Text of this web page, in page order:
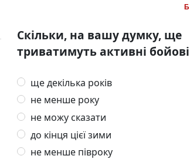
Скільки, на вашу думку, ще
триватимуть активні бойові
ще декілька років
не менше року
не можу сказати
до кінця цієї зими
не менше півроку